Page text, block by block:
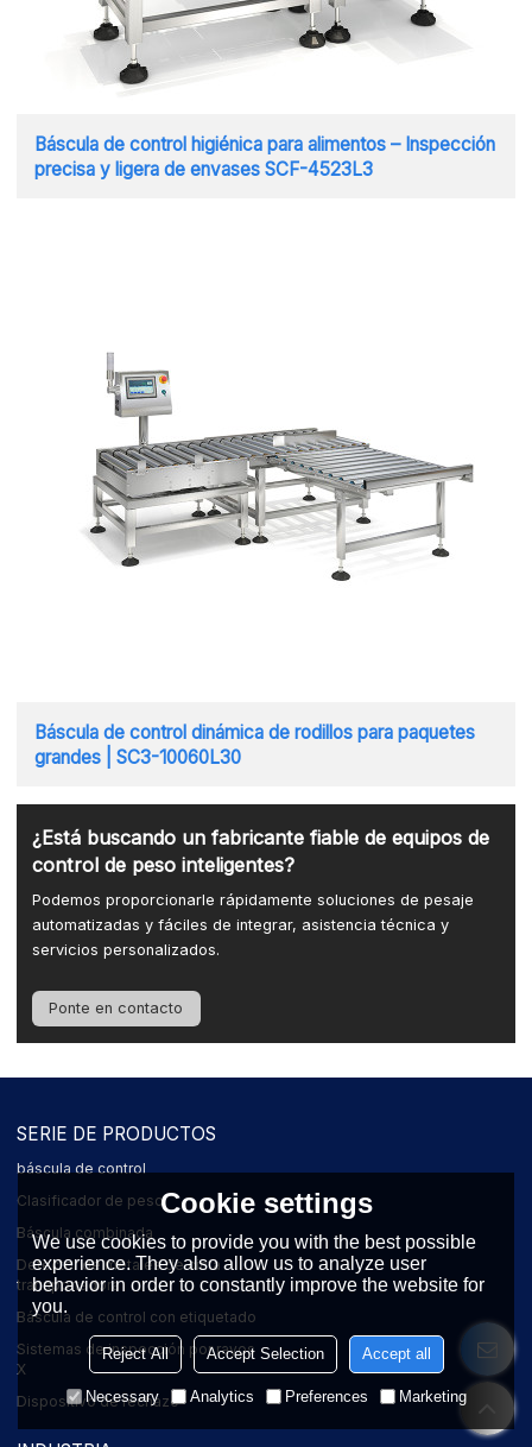
Báscula de control higiénica para alimentos – Inspección
precisa y ligera de envases SCF-4523L3
Báscula de control dinámica de rodillos para paquetes
grandes | SC3-10060L30
¿Está buscando un fabricante fiable de equipos de
control de peso inteligentes?
Podemos proporcionarle rápidamente soluciones de pesaje
automatizadas y fáciles de integrar, asistencia técnica y
servicios personalizados.
Ponte en contacto
SERIE DE PRODUCTOS
báscula de control
Clasificador de peso
Báscula combinada
Detector de metales de cinta
transportadora
Báscula de control con etiquetado
Sistemas de inspección por rayos
X
Dispositivo de rechazo
Cookie settings
We use cookies to provide you with the best possible
experience. They also allow us to analyze user
behavior in order to constantly improve the website for
you.
Reject All Accept Selection Accept all
Necessary Analytics Preferences Marketing